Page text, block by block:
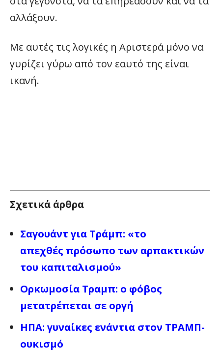
αλλάξουν.
Με αυτές τις λογικές η Αριστερά μόνο να
γυρίζει γύρω από τον εαυτό της είναι
ικανή.
Σχετικά άρθρα
Σαγουάντ για Τράμπ: «το
απεχθές πρόσωπο των αρπακτικών
του καπιταλισμού»
Ορκωμοσία Τραμπ: ο φόβος
μετατρέπεται σε οργή
ΗΠΑ: γυναίκες ενάντια στον ΤΡΑΜΠ-
ουκισμό